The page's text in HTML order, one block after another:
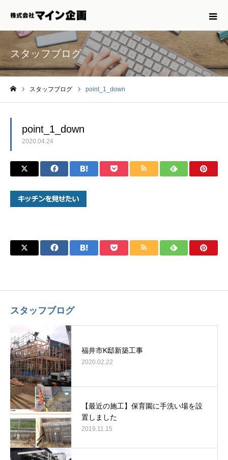
スタッフブログ
スタッフブログ point_1_down
point_1_down
2020.04.24
スタッフブログ
福井市K邸新築工事
2020.02.22
【最近の施工】保育園に手洗い場を設
置しました
2019.11.15